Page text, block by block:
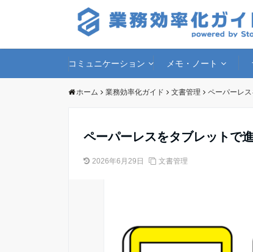
コミュニケーション メモ・ノート
ホーム 業務効率化ガイド 文書管理 ペーパーレ
ペーパーレスをタブレットで
2026年6月29日 文書管理